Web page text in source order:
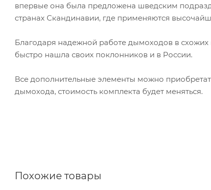
впервые она была предложена шведским
странах Скандинавии, где применяются
Благодаря надежной работе дымоходов в
быстро нашла своих поклонников и в России.
Все дополнительные элементы можно
дымохода, стоимость комплекта будет меняться.
Похожие товары